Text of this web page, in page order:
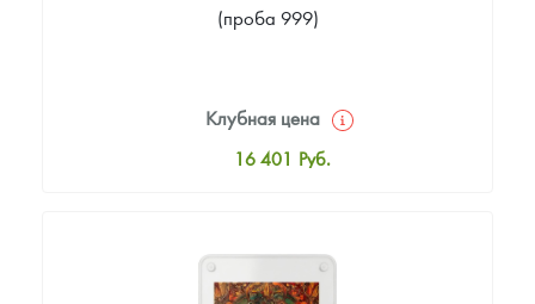
(проба 999)
Клубная цена
16 401 Руб.
Цена выкупа